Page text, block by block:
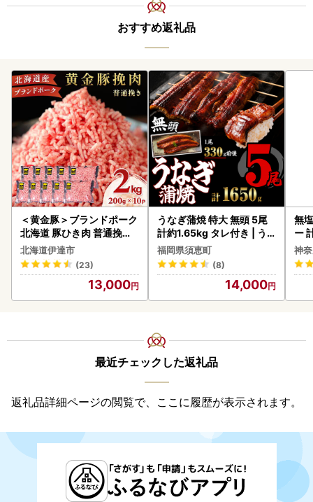
おすすめ返礼品
＜黄金豚＞ブランドポーク
北海道 豚ひき肉 普通挽き
200g 10パック 計2kg
北海道伊達市
(23)
13,000
うなぎ蒲焼 特大 無頭 5尾
計約1.65kg タレ付き | う
なぎ蒲焼
福岡県須恵町
(8)
14,000
無
ー
】
神
最近チェックした返礼品
返礼品詳細ページの閲覧で、ここに履歴が表示されます。